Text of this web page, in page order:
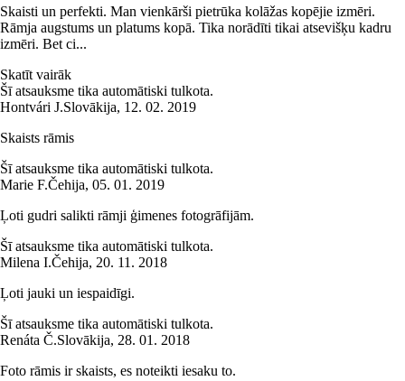
Skaisti un perfekti. Man vienkārši pietrūka kolāžas kopējie izmēri.
Rāmja augstums un platums kopā. Tika norādīti tikai atsevišķu kadru
izmēri. Bet ci...
Skatīt vairāk
Šī atsauksme tika automātiski tulkota.
Hontvári J.Slovākija, 12. 02. 2019
Skaists rāmis
Šī atsauksme tika automātiski tulkota.
Marie F.Čehija, 05. 01. 2019
Ļoti gudri salikti rāmji ģimenes fotogrāfijām.
Šī atsauksme tika automātiski tulkota.
Milena I.Čehija, 20. 11. 2018
Ļoti jauki un iespaidīgi.
Šī atsauksme tika automātiski tulkota.
Renáta Č.Slovākija, 28. 01. 2018
Foto rāmis ir skaists, es noteikti iesaku to.